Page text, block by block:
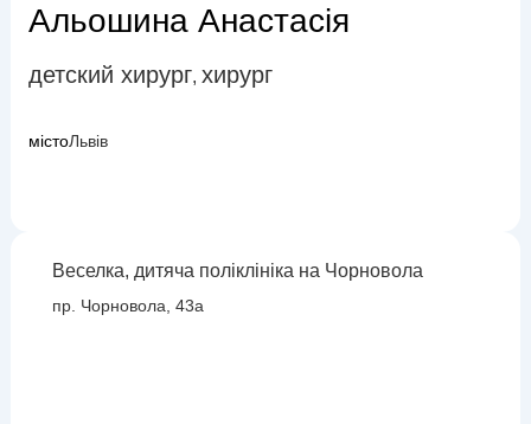
Альошина Анастасія
детский хирург, хирург
містоЛьвів
Веселка, дитяча поліклініка на Чорновола
пр. Чорновола, 43а